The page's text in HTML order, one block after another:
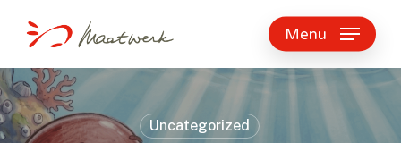
content
Menu
Uncategorized